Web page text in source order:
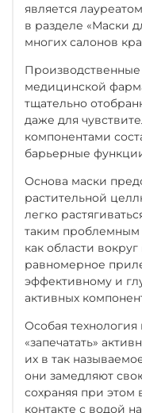
является
в разделе «Маски
многих салонов
медицинской
тщательно
даже для
компонентами
барьерные
Основа маски
растительной
легко
таким проблемным
как области
равномерное
эффективному и
активных
Особая технология
«запечатать»
их в так
они замедляют
сохраняя при этом
контакте с водой